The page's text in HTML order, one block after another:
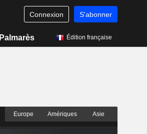
Connexion S'abonner
Palmarès Édition française
Europe Amériques Asie